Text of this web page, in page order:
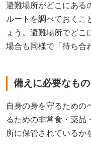
避難場所がどこにある
ルートを調べておくこ
ょう。避難場所でど
場合も同様で「待ち合
備えに必要なもの
自身の身を守るための
るための非常食・薬品
所に保管されているか